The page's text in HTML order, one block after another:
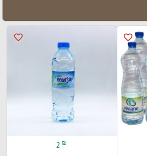
favorite_border
favorite_border
2 ₪